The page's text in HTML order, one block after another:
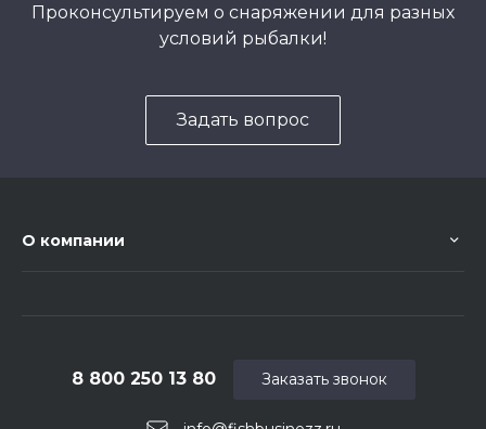
Проконсультируем о снаряжении для разных
условий рыбалки!
Задать вопрос
О компании
8 800 250 13 80 Заказать звонок